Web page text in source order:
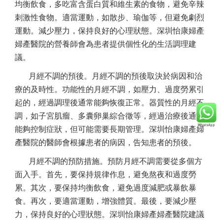
均衡飲食，多吃富含蛋白質和維生素的食物，避免辛辣
刺激性食物。適當運動，如散步、瑜伽等，但避免劇烈
運動。減少壓力，保持良好的心理狀態。深圳怡康婦產
婦產醫院的營養師會為患者提供個性化的生活調理建
議。
月經不調的預後。月經不調的預後取決於病因和治
療的及時性。功能性的月經不調，如壓力、過度勞累引
起的，經過調理後通常能夠恢復正常。器質性的月經不
調，如子宮肌瘤、多囊卵巢綜合徵等，經過治療後通常
能夠控制症狀，但可能需要長期管理。深圳怡康婦產婦
產醫院的醫師會根據患者的病因，告知患者的預後。
月經不調的預防措施。預防月經不調需要從多個方
面入手。首先，要保持規律作息，避免熬夜和過度勞
累。其次，要保持均衡飲食，避免過度減肥或暴飲暴
食。再次，要適當運動，增強體質。最後，要減少壓
力，保持良好的心理狀態。深圳怡康婦產婦產醫院建議